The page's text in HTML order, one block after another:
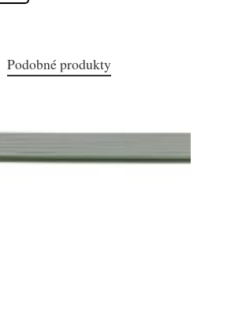
Podobné produkty